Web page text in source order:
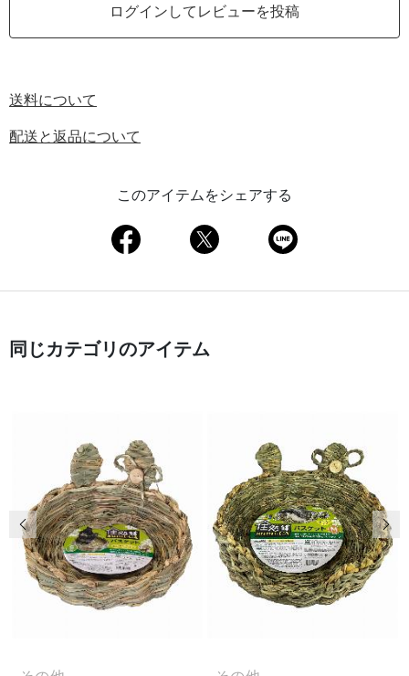
ログインしてレビューを投稿
送料について
配送と返品について
このアイテムをシェアする
同じカテゴリのアイテム
前の画像 次